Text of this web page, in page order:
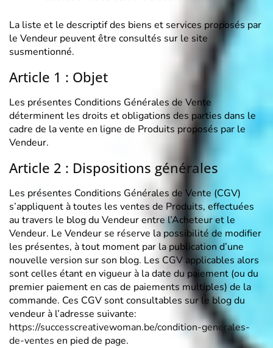
La liste et le descriptif des biens et services proposés par
le Vendeur peuvent être consultés sur le site
susmentionné.
Article 1 : Objet
Les présentes Conditions Générales de Vente
déterminent les droits et obligations des parties dans le
cadre de la vente en ligne de Produits proposés par le
Vendeur.
Article 2 : Dispositions générales
Les présentes Conditions Générales de Vente (CGV)
s’appliquent à toutes les ventes de Produits, effectuées
au travers le blog du Vendeur entre l’Acheteur et le
Vendeur. Le Vendeur se réserve la possibilité de modifier
les présentes, à tout moment par la publication d’une
nouvelle version sur son blog. Les CGV applicables alors
sont celles étant en vigueur à la date du paiement (ou du
premier paiement en cas de paiements multiples) de la
commande. Ces CGV sont consultables sur le blog du
vendeur à l’adresse suivante:
https://successcreativewoman.be/condition-generales-
de-ventes en pied de page.